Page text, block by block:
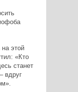
этой
«Кто
станет
вдруг